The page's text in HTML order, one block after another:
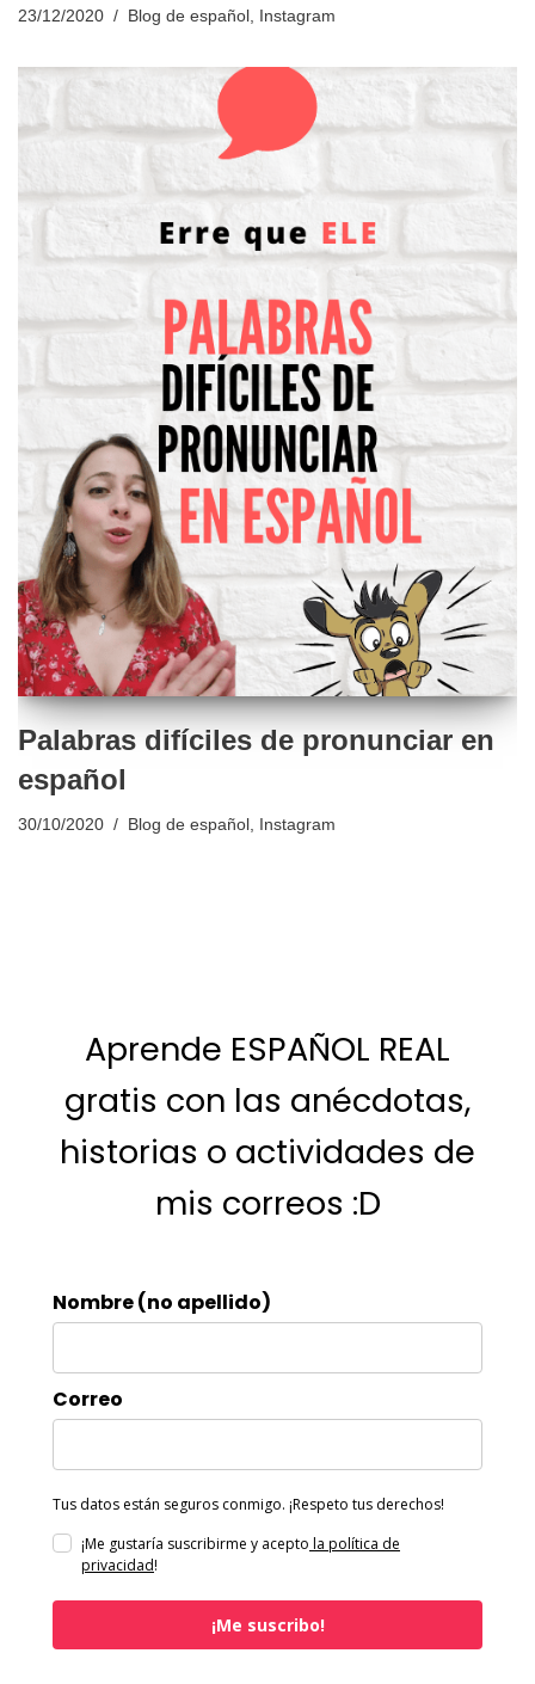
23/12/2020 Blog de español , Instagram
Palabras difíciles de pronunciar en
español
30/10/2020 Blog de español , Instagram
Aprende ESPAÑOL REAL
gratis con las anécdotas,
historias o actividades de
mis correos :D
Nombre (no apellido)
Correo
Tus datos están seguros conmigo. ¡Respeto tus derechos!
¡Me gustaría suscribirme y acepto la política de
privacidad!
¡Me suscribo!